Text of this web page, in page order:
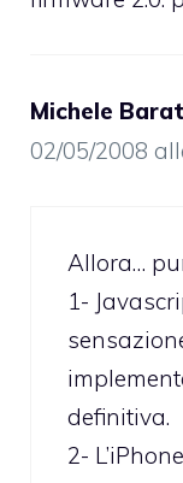
Michele
02/05/2008
Allora…
1-
definitiva.
2-